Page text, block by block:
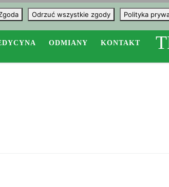
ODMIANY KONTAKT
Odrzuć wszystkie zgody Polityka